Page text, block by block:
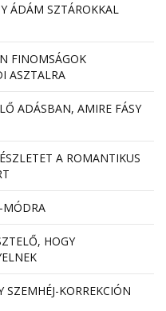
ÁDÁM SZTÁROKKAL
FINOMSÁGOK
ASZTALRA
ADÁSBAN, AMIRE FÁSY
A ROMANTIKUS
MÓDRA
HOGY
KORREKCIÓN